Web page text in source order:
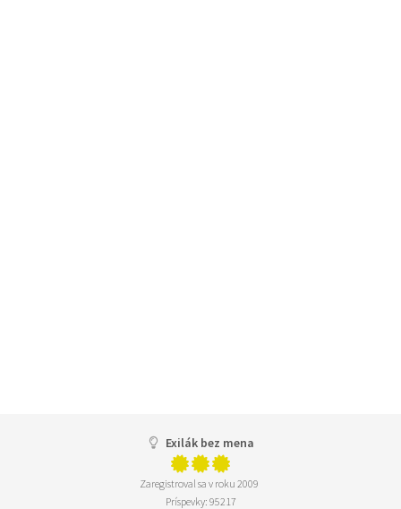
Exilák bez mena
Zaregistroval sa v roku 2009
Príspevky: 95217